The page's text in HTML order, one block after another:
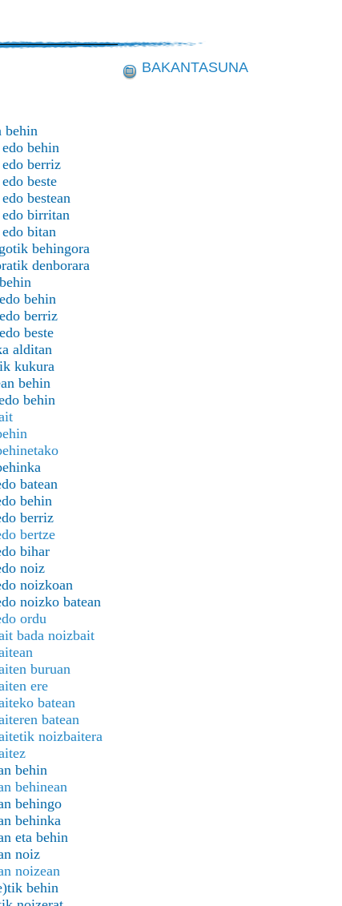
BAKANTASUNA
behin
behin
berriz
beste
bestean
birritan
bitan
behingora
denborara
behin
berriz
beste
alditan
kukura
behin
behin
batean
behin
berriz
bertze
bihar
noiz
noizkoan
noizko batean
ordu
bada noizbait
buruan
ere
batean
batean
noizbaitera
behin
behinean
behingo
behinka
eta behin
noiz
noizean
behin